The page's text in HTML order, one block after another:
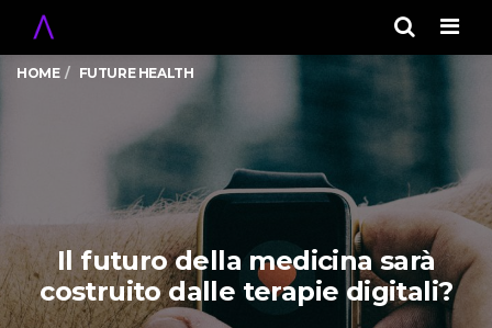
HOME FUTURE HEALTH
Il futuro della medicina sarà
costruito dalle terapie digitali?